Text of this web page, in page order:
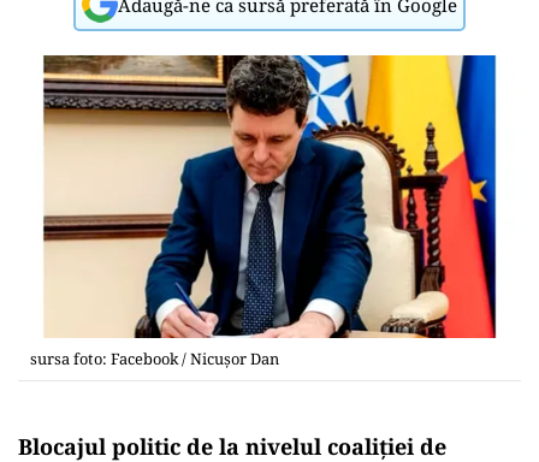
sursa foto: Facebook / Nicuşor Dan
Blocajul politic de la nivelul coaliției de